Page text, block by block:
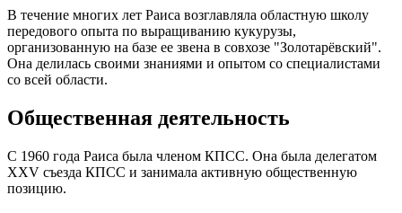
В течение многих лет Раиса возглавляла областную школу
передового опыта по выращиванию кукурузы,
организованную на базе ее звена в совхозе "Золотарёвский".
Она делилась своими знаниями и опытом со специалистами
со всей области.
Общественная деятельность
С 1960 года Раиса была членом КПСС. Она была делегатом
XXV съезда КПСС и занимала активную общественную
позицию.